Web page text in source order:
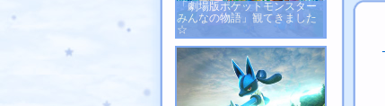
「劇場版ポケットモンスター
みんなの物語」観てきました
☆